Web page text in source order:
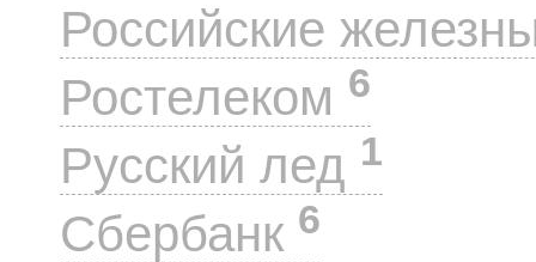
Российские
Ростелеком 6
Русский лед 1
Сбербанк 6